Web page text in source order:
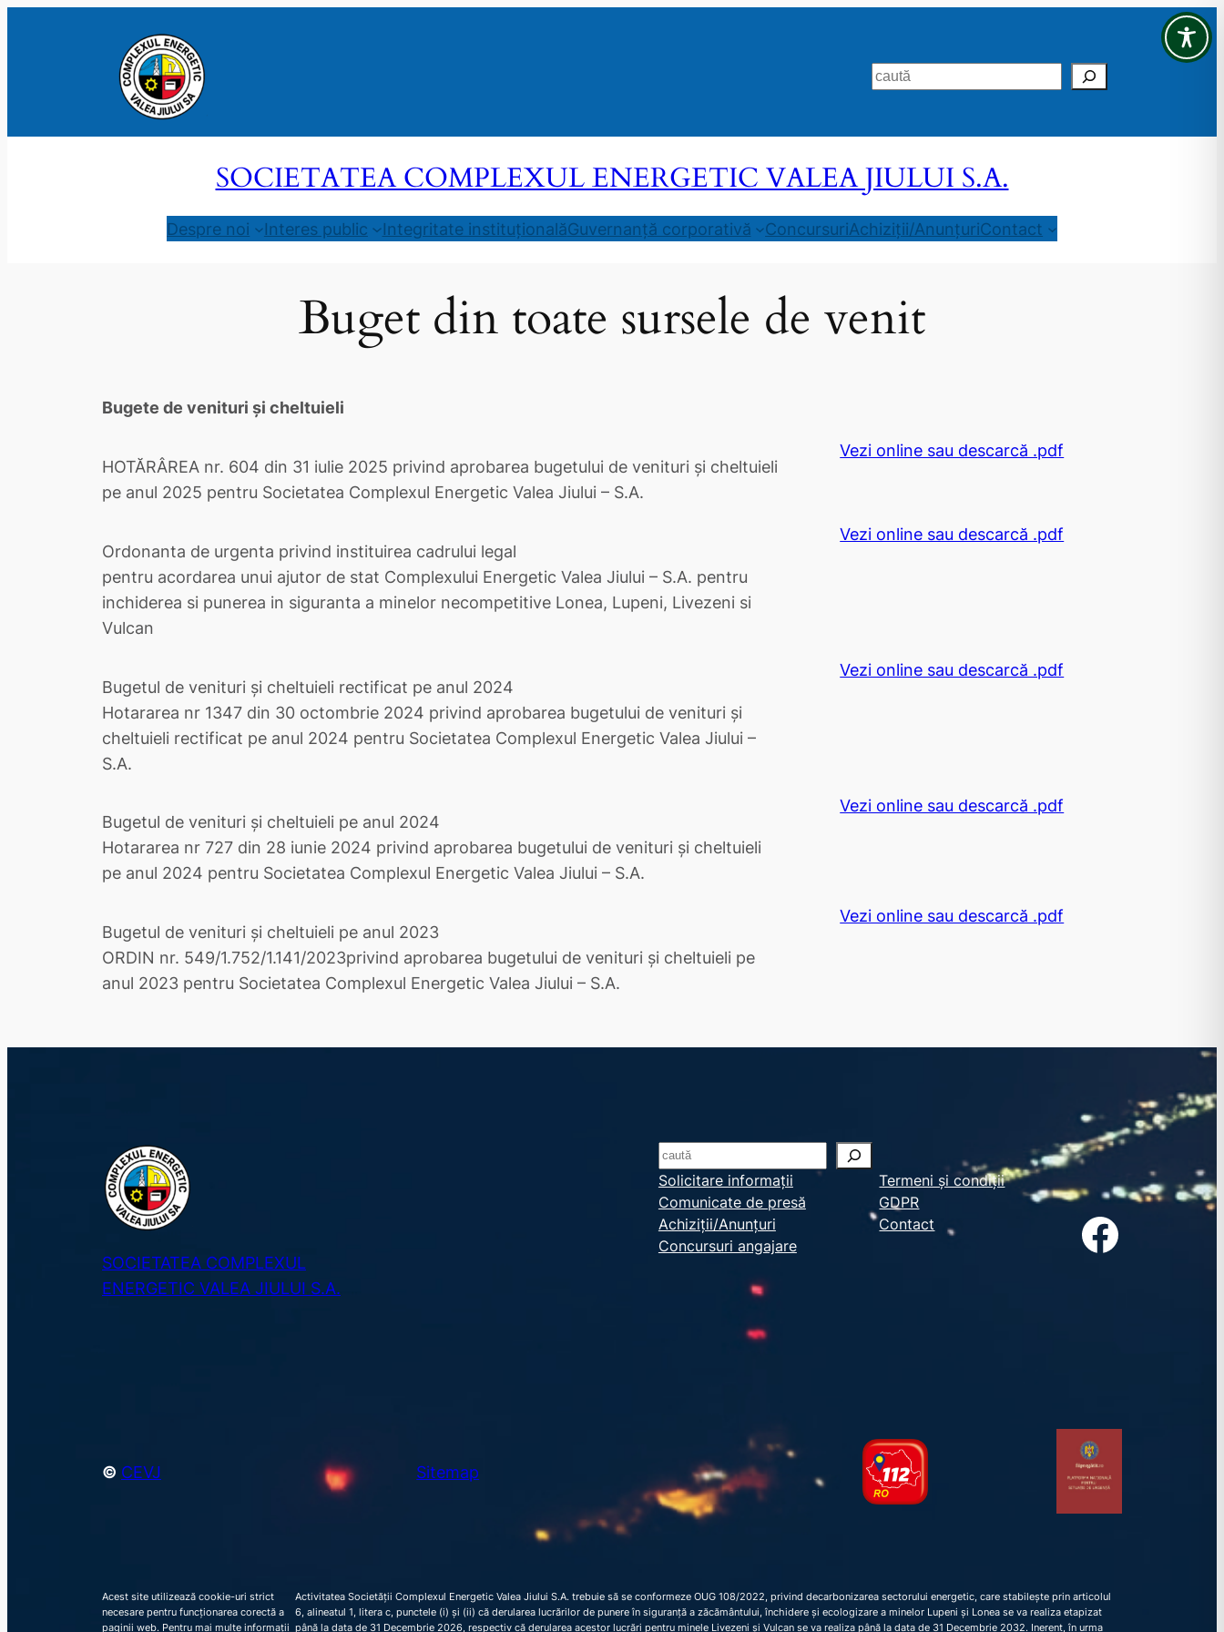
Search
SOCIETATEA COMPLEXUL ENERGETIC VALEA JIULUI S.A.
Despre noi Interes public Integritate instituționalăGuvernanță corporativă ConcursuriAchiziții/AnunțuriContact
Buget din toate sursele de venit
Bugete de venituri și cheltuieli
HOTĂRÂREA nr. 604 din 31 iulie 2025 privind aprobarea bugetului de venituri şi cheltuieli
pe anul 2025 pentru Societatea Complexul Energetic Valea Jiului – S.A.
Vezi online sau descarcă .pdf
Ordonanta de urgenta privind instituirea cadrului legal
pentru acordarea unui ajutor de stat Complexului Energetic Valea Jiului – S.A. pentru
inchiderea si punerea in siguranta a minelor necompetitive Lonea, Lupeni, Livezeni si
Vulcan
Vezi online sau descarcă .pdf
Bugetul de venituri și cheltuieli rectificat pe anul 2024
Hotararea nr 1347 din 30 octombrie 2024 privind aprobarea bugetului de venituri şi
cheltuieli rectificat pe anul 2024 pentru Societatea Complexul Energetic Valea Jiului –
S.A.
Vezi online sau descarcă .pdf
Bugetul de venituri și cheltuieli pe anul 2024
Hotararea nr 727 din 28 iunie 2024 privind aprobarea bugetului de venituri şi cheltuieli
pe anul 2024 pentru Societatea Complexul Energetic Valea Jiului – S.A.
Vezi online sau descarcă .pdf
Bugetul de venituri și cheltuieli pe anul 2023
ORDIN nr. 549/1.752/1.141/2023privind aprobarea bugetului de venituri şi cheltuieli pe
anul 2023 pentru Societatea Complexul Energetic Valea Jiului – S.A.
Vezi online sau descarcă .pdf
SOCIETATEA COMPLEXUL
ENERGETIC VALEA JIULUI S.A.
S
e
a
r
c
Solicitare informații
Comunicate de presă
Achiziții/Anunțuri
Concursuri angajare
Termeni și condiții
GDPR
Contact
Facebook
© CEVJ Sitemap
Acest site utilizează cookie-uri strict
necesare pentru funcționarea corectă a
paginii web. Pentru mai multe informații
Activitatea Societății Complexul Energetic Valea Jiului S.A. trebuie să se conformeze OUG 108/2022, privind decarbonizarea sectorului energetic, care stabilește prin articolul
6, alineatul 1, litera c, punctele (i) și (ii) că derularea lucrărilor de punere în siguranță a zăcământului, închidere și ecologizare a minelor Lupeni și Lonea se va realiza etapizat
până la data de 31 Decembrie 2026, respectiv că derularea acestor lucrări pentru minele Livezeni și Vulcan se va realiza până la data de 31 Decembrie 2032. Inerent, în urma